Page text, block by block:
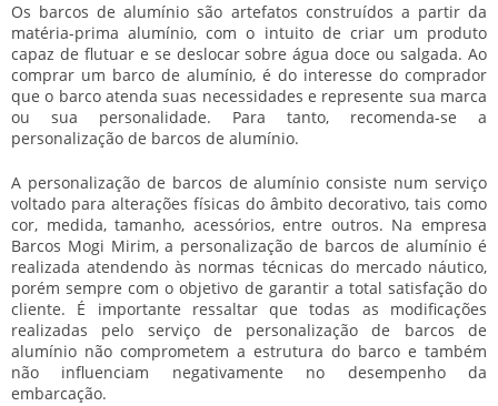
Os barcos de alumínio são artefatos construídos a partir da
matéria-prima alumínio, com o intuito de criar um produto
capaz de flutuar e se deslocar sobre água doce ou salgada. Ao
comprar um barco de alumínio, é do interesse do comprador
que o barco atenda suas necessidades e represente sua marca
ou sua personalidade. Para tanto, recomenda-se a
personalização de barcos de alumínio.
A personalização de barcos de alumínio consiste num serviço
voltado para alterações físicas do âmbito decorativo, tais como
cor, medida, tamanho, acessórios, entre outros. Na empresa
Barcos Mogi Mirim, a personalização de barcos de alumínio é
realizada atendendo às normas técnicas do mercado náutico,
porém sempre com o objetivo de garantir a total satisfação do
cliente. É importante ressaltar que todas as modificações
realizadas pelo serviço de personalização de barcos de
alumínio não comprometem a estrutura do barco e também
não influenciam negativamente no desempenho da
embarcação.